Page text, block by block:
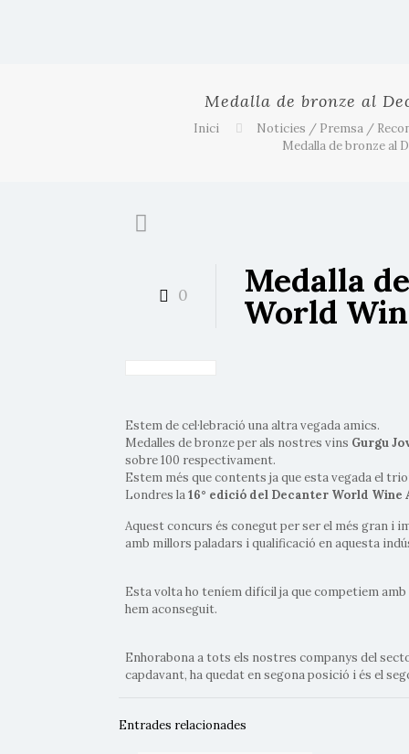
Medalla de bronze al
Inici
Noticies / Premsa /
Medalla de bronze al
0 Medalla
World
Estem de cel·lebració una altra vegada amics.
Medalles de bronze per als nostres vins Gurgu
sobre 100 respectivament.
Estem més que contents ja que esta vegada el
Londres la16° edició del Decanter World Wine
Aquest concurs és conegut per ser el més gran i
amb millors paladars i qualificació en aquesta
Esta volta ho teníem difícil ja que competiem
hem aconseguit.
Enhorabona a tots els nostres companys del
capdavant, ha quedat en segona posició i és el
Entrades relacionades